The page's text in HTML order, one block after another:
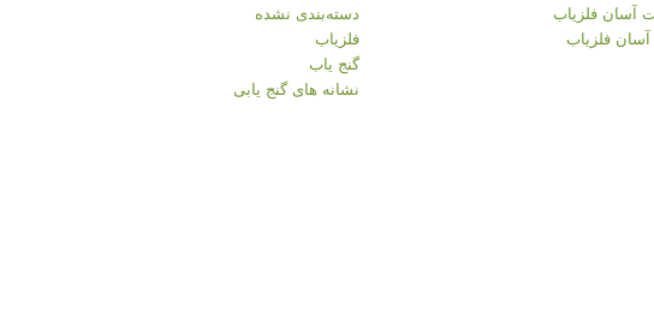
آسان فلزیاب
فلزیاب
دسته‌بندی نشده
فلزیاب
گنج یاب
نشانه های گنج یابی